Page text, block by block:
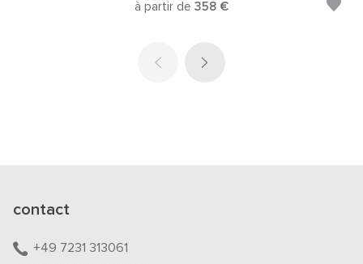
à partir de 358 €
contact
+49 7231 313061